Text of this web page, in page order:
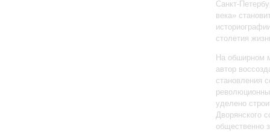
века»
столетия
На обширном
автор
становления
уделено
Дворянского
общественно